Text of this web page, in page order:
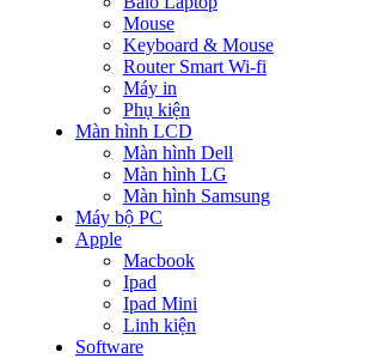
Mouse
Keyboard & Mouse
Router Smart Wi-fi
Máy in
Phụ kiện
Màn hình LCD
Màn hình Dell
Màn hình LG
Màn hình Samsung
Máy bộ PC
Apple
Macbook
Ipad
Ipad Mini
Linh kiện
Software